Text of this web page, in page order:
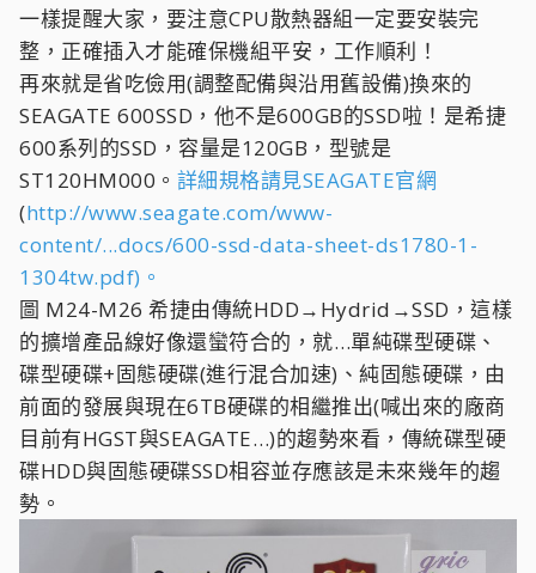
一樣提醒大家，要注意CPU散熱器組一定要安裝完
整，正確插入才能確保機組平安，工作順利！
再來就是省吃儉用(調整配備與沿用舊設備)換來的
SEAGATE 600SSD，他不是600GB的SSD啦！是希捷
600系列的SSD，容量是120GB，型號是
ST120HM000。 詳細規格請見SEAGATE官網
(http://www.seagate.com/www-
content/...docs/600-ssd-data-sheet-ds1780-1-
1304tw.pdf)。
圖 M24-M26 希捷由傳統HDD→Hydrid→SSD，這樣
的擴增產品線好像還蠻符合的，就…單純碟型硬碟、
碟型硬碟+固態硬碟(進行混合加速)、純固態硬碟，由
前面的發展與現在6TB硬碟的相繼推出(喊出來的廠商
目前有HGST與SEAGATE…)的趨勢來看，傳統碟型硬
碟HDD與固態硬碟SSD相容並存應該是未來幾年的趨
勢。